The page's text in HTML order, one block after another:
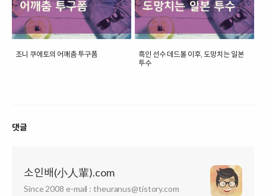
조니 쿠에토의 어깨춤 투구폼
흑인 선수 데드볼 이후, 도망치는 일본
투수
댓글
소인배(小人輩).com
Since 2008 e-mail : theuranus@tistory.com